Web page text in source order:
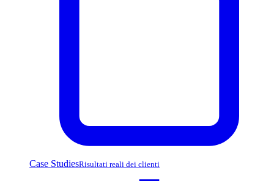
Case StudiesRisultati reali dei clienti